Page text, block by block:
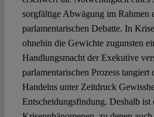
sorgfältige Abwägung im Rahmen
parlamentarischen Debatte. In
ohnehin die Gewichte zugunsten
Handlungsmacht der Exekutive
parlamentarischen Prozess
Handelns unter Zeitdruck
Entscheidungsfindung. Deshalb ist